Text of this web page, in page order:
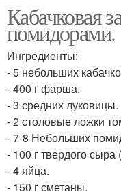
Кабачковая
помидорами.
Ингредиенты:
- 5 небольших
- 400 г фарша.
- 3 средних луковицы.
- 2 столовые ложки
- 7-8 Небольших
- 100 г твердого
- 4 яйца.
- 150 г сметаны.